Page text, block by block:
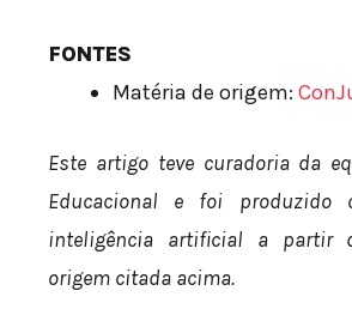
FONTES
Matéria de origem:
Este artigo teve curadoria da
Educacional e foi produzido
inteligência artificial a partir
origem citada acima.